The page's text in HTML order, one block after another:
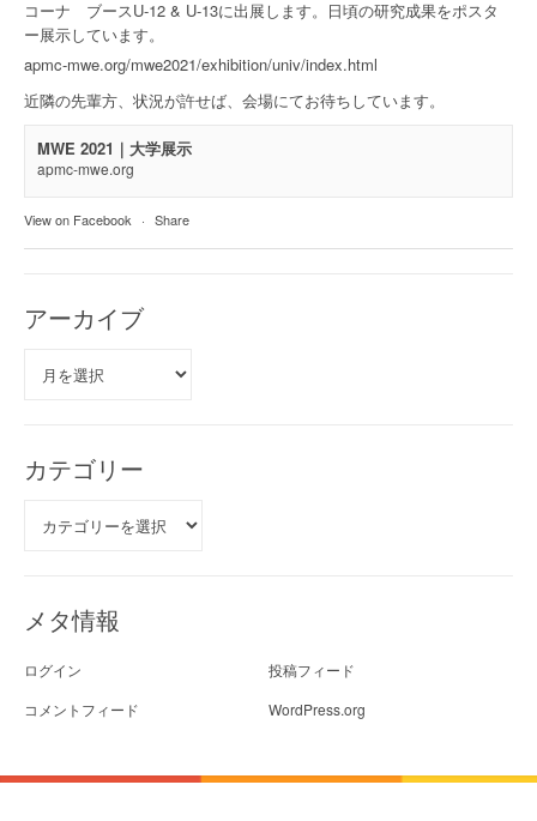
コーナ ブースU-12 & U-13に出展します。日頃の研究成果をポスタ
ー展示しています。
apmc-mwe.org/mwe2021/exhibition/univ/index.html
近隣の先輩方、状況が許せば、会場にてお待ちしています。
MWE 2021｜大学展示
apmc-mwe.org
View on Facebook · Share
アーカイブ
カテゴリー
メタ情報
ログイン
投稿フィード
コメントフィード
WordPress.org